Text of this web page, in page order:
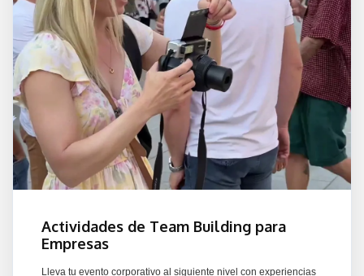
Actividades de Team Building para
Empresas
Lleva tu evento corporativo al siguiente nivel con experiencias